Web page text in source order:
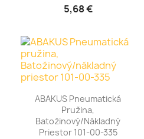
5,68 €
ABAKUS Pneumatická
Pružina,
Batožinový/nákladný
Priestor 101-00-335